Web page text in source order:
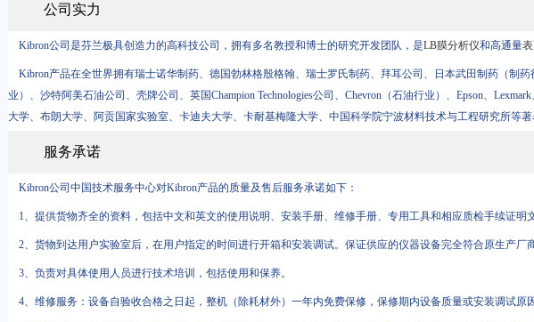
公司实力
Kibron公司是芬兰极具创造力的高科技公司，拥有多名教授和博士的研究开发团队，是LB膜分析仪和高通量
Kibron产品在全世界拥有瑞士诺华制药、德国勃林格殷格翰、瑞士罗氏制药、拜耳公司、日本武田制药（制
业）、沙特阿美石油公司、壳牌公司、英国Champion Technologies公司、Chevron（石油行业）、Epson、
大学、布朗大学、阿贡国家实验室、卡迪夫大学、卡耐基梅隆大学、中国科学院宁波材料技术与工程研究所等著
服务承诺
Kibron公司中国技术服务中心对Kibron产品的质量及售后服务承诺如下：
1、提供货物齐全的资料，包括中文和英文的使用说明、安装手册、维修手册、专用工具和相应质检手续证明文
2、货物到达用户实验室后，在用户指定的时间进行开箱和安装调试。保证供应的仪器设备完全符合原生产厂
3、负责对具体使用人员进行技术培训，包括使用和保养。
4、维修服务：设备自验收合格之日起，整机（除耗材外）一年内免费保修，保修期内设备质量或安装调试原